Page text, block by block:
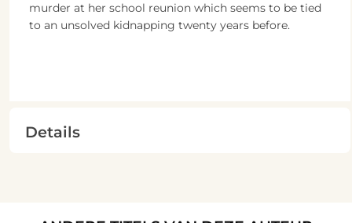
murder at her school reunion which seems to be tied
to an unsolved kidnapping twenty years before.
Details